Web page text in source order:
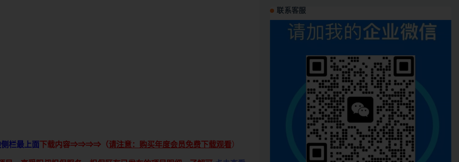
栏最上面 下载内容⇒⇒⇒⇒（请注意：购买年度会员免费下载观看）
联系客服